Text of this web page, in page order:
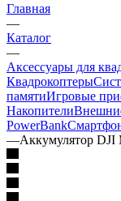
Главная
—
Каталог
—
Аксессуары для
Квадрокоптеры
памятиИгровые
Накопители
PowerBank
—Аккумулятор DJI